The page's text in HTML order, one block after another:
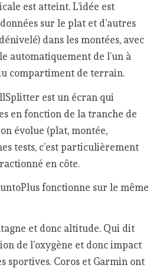
est atteint. L’idée est
sur le plat et d’autres
dans les montées, avec
automatiquement de l’un à
compartiment de terrain.
est un écran qui
en fonction de la tranche de
évolue (plat, montée,
tests, c’est particulièrement
en côte.
fonctionne sur le même
et donc altitude. Qui dit
de l’oxygène et donc impact
sportives. Coros et Garmin ont